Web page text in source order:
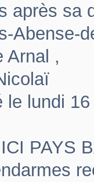
après sa
Abense-
Arnal ,
le lundi
PAYS